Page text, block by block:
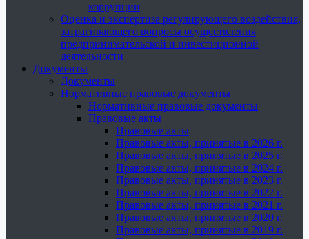
коррупции
Оценка и экспертиза регулирующего воздействия,
затрагивающего вопросы осуществления
предпринимательской и инвестиционной
деятельности
Документы
Документы
Нормативные правовые документы
Нормативные правовые документы
Правовые акты
Правовые акты
Правовые акты, принятые в 2026 г.
Правовые акты, принятые в 2025 г.
Правовые акты, принятые в 2024 г.
Правовые акты, принятые в 2023 г.
Правовые акты, принятые в 2022 г.
Правовые акты, принятые в 2021 г.
Правовые акты, принятые в 2020 г.
Правовые акты, принятые в 2019 г.